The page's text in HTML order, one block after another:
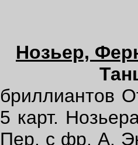
Нозьер,
бриллиантов
5 карт.
Пер. с фр. А.